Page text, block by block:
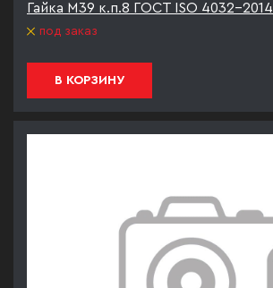
Гайка М39 к.п.8 ГОСТ ISO 4032-2014
под заказ
В КОРЗИНУ